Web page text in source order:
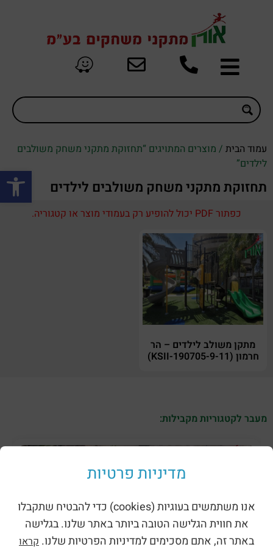
פתח
עמוד הבית / מוצרים המתויגים “תחזוקת מתקני משחק משולבים
לילדים”
תחזוקת מתקני משחק משולבים לילדים
כפתור PDF יכול להופיע רק בעמודי מוצר או קטגוריה.
מתקן משולב לילדים – הר
חרמון (KSII-190705-9-11)
מעבר לקטגוריות מקבילות:
מדיניות פרטיות
אנו משתמשים בעוגיות (cookies) כדי להבטיח שתקבלו
את חווית הגלישה הטובה ביותר באתר שלנו. בגלישה
באתר זה, אתם מסכימים למדיניות הפרטיות שלנו. קראו